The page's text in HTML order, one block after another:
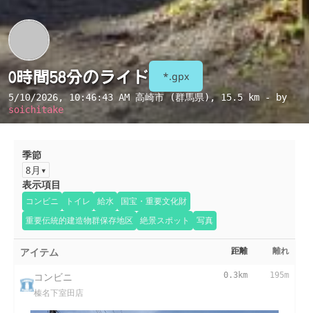
0時間58分のライド *.gpx
5/10/2026, 10:46:43 AM 高崎市 (群馬県), 15.5 km - by
soichitake
季節
8月
表示項目
コンビニ トイレ 給水
国宝・重要文化財
重要伝統的建造物群保存地区
絶景スポット 写真
アイテム 距離 離れ
コンビニ
榛名下室田店
0.3km 195m